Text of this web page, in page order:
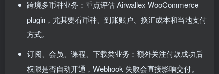
跨境多币种业务：重点评估 Airwallex WooCommerce
plugin，尤其要看币种、到账账户、换汇成本和当地支付
方式。
订阅、会员、课程、下载类业务：额外关注付款成功后
权限是否自动开通，Webhook 失败会直接影响交付。